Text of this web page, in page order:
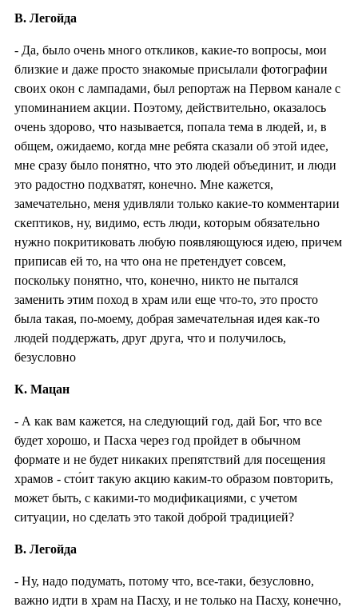
В. Легойда
- Да, было очень много откликов, какие-то вопросы, мои
близкие и даже просто знакомые присылали фотографии
своих окон с лампадами, был репортаж на Первом канале с
упоминанием акции. Поэтому, действительно, оказалось
очень здорово, что называется, попала тема в людей, и, в
общем, ожидаемо, когда мне ребята сказали об этой идее,
мне сразу было понятно, что это людей объединит, и люди
это радостно подхватят, конечно. Мне кажется,
замечательно, меня удивляли только какие-то комментарии
скептиков, ну, видимо, есть люди, которым обязательно
нужно покритиковать любую появляющуюся идею, причем
приписав ей то, на что она не претендует совсем,
поскольку понятно, что, конечно, никто не пытался
заменить этим поход в храм или еще что-то, это просто
была такая, по-моему, добрая замечательная идея как-то
людей поддержать, друг друга, что и получилось,
безусловно
К. Мацан
- А как вам кажется, на следующий год, дай Бог, что все
будет хорошо, и Пасха через год пройдет в обычном
формате и не будет никаких препятствий для посещения
храмов - сто́ит такую акцию каким-то образом повторить,
может быть, с какими-то модификациями, с учетом
ситуации, но сделать это такой доброй традицией?
В. Легойда
- Ну, надо подумать, потому что, все-таки, безусловно,
важно идти в храм на Пасху, и не только на Пасху, конечно,